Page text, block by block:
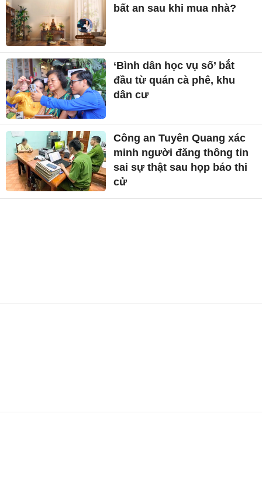
bất an sau khi mua nhà?
‘Bình dân học vụ số’ bắt
đầu từ quán cà phê, khu
dân cư
Công an Tuyên Quang xác
minh người đăng thông tin
sai sự thật sau họp báo thi
cử